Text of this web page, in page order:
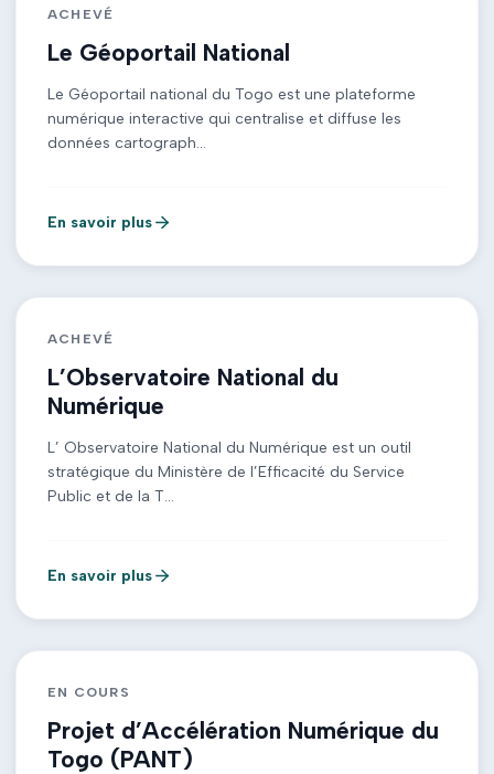
ACHEVÉ
Le Géoportail National
Le Géoportail national du Togo est une plateforme
numérique interactive qui centralise et diffuse les
données cartograph...
En savoir plus
ACHEVÉ
L’Observatoire National du
Numérique
L’ Observatoire National du Numérique est un outil
stratégique du Ministère de l’Efficacité du Service
Public et de la T...
En savoir plus
EN COURS
Projet d’Accélération Numérique du
Togo (PANT)